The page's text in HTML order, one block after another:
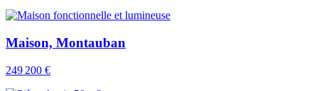
Maison, Montauban
249 200 €